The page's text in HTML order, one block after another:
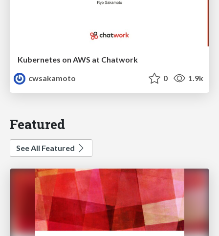
Kubernetes on AWS at Chatwork
cwsakamoto
0 1.9k
Featured
See All Featured